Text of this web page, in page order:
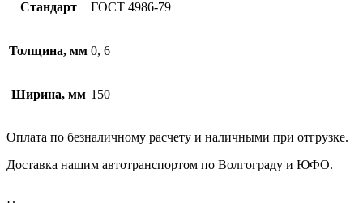
Стандарт ГОСТ 4986-79
Толщина, мм 0, 6
Ширина, мм 150
Оплата по безналичному расчету и наличными при отгрузке.
Доставка нашим автотранспортом по Волгограду и ЮФО.